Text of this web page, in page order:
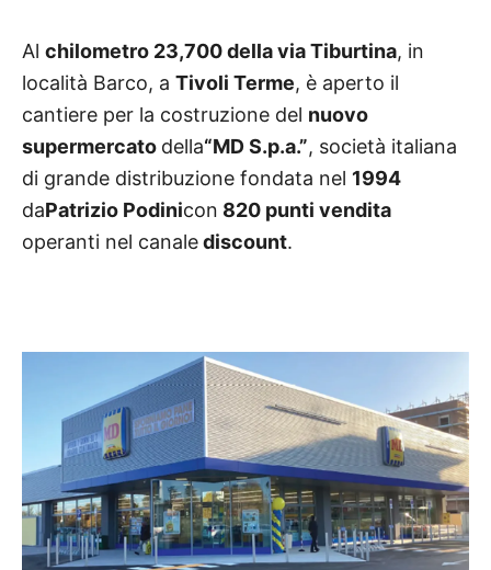
Al chilometro 23,700 della via Tiburtina, in
località Barco, a Tivoli Terme, è aperto il
cantiere per la costruzione del nuovo
supermercato della“MD S.p.a.”, società italiana
di grande distribuzione fondata nel 1994
daPatrizio Podinicon 820 punti vendita
operanti nel canalediscount.